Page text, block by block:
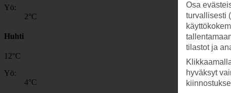
Yö:
2°C
Huhti
12°C
Yö:
4°C
Osa
turvallisesti
tilastot ja
hyväksyt